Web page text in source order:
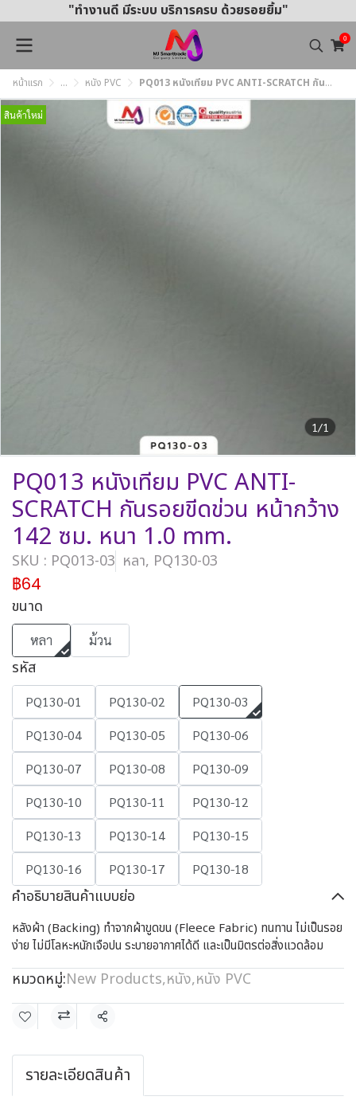
"ทำงานดี มีระบบ บริการครบ ด้วยรอยยิ้ม"
0
หน้าแรก ... หนัง PVC PQ013 หนังเทียม PVC ANTI-SCRATCH กันรอยขีดข่วน หน้ากว้าง 142 ซม. หนา 1.0 mm.
1/1
สินค้าใหม่
PQ013 หนังเทียม PVC ANTI-
SCRATCH กันรอยขีดข่วน หน้ากว้าง
142 ซม. หนา 1.0 mm.
SKU : PQ013-03 หลา, PQ130-03
฿64
ขนาด
หลา ม้วน
รหัส
PQ130-01 PQ130-02
PQ130-03
PQ130-04
PQ130-05
PQ130-06
PQ130-07
PQ130-08
PQ130-09
PQ130-10
PQ130-11
PQ130-12
PQ130-13
PQ130-14
PQ130-15
PQ130-16
PQ130-17 PQ130-18
คำอธิบายสินค้าแบบย่อ
หลังผ้า (Backing) ทำจากผ้าขูดขน (Fleece Fabric) ทนทาน ไม่เป็นรอย
ง่าย ไม่มีโลหะหนักเจือปน ระบายอากาศได้ดี และเป็นมิตรต่อสิ่งแวดล้อม
หมวดหมู่:New Products,หนัง,หนัง PVC
แชร์
รายละเอียดสินค้า